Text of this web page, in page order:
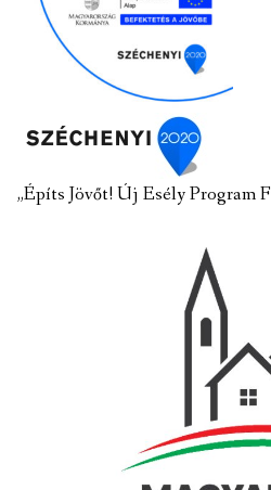
„Építs Jövőt! Új Esély Program